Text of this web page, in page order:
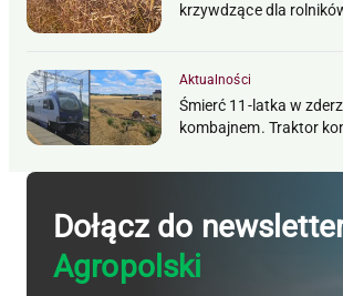
krzywdzące dla
Aktualności
Śmierć 11-latka w
kombajnem. Traktor
Dołącz do
Agropolski